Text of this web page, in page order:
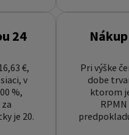
24
€,
v
%,
je 20.
Pri výške
dobe
ktorom